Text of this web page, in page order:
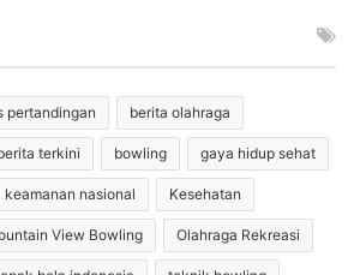
pertandingan berita olahraga
terkini bowling gaya hidup sehat
keamanan nasional Kesehatan
View Bowling Olahraga Rekreasi